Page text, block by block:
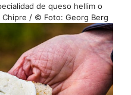
de queso hellim o
/ © Foto: Georg Berg